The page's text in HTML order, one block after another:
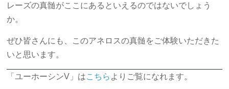
レーズの真髄がここにあるといえるのではないでしょう
か。
ぜひ皆さんにも、このアネロスの真髄をご体験いただきた
いと思います。
「ユーホーシンV」はこちら よりご覧になれます。